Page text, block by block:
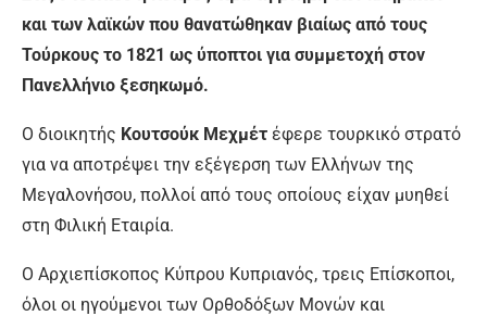
και των λαϊκών που θανατώθηκαν βιαίως από τους
Τούρκους το 1821 ως ύποπτοι για συμμετοχή στον
Πανελλήνιο ξεσηκωμό.
Ο διοικητής Κουτσούκ Μεχμέτ έφερε τουρκικό στρατό
για να αποτρέψει την εξέγερση των Ελλήνων της
Μεγαλονήσου, πολλοί από τους οποίους είχαν μυηθεί
στη Φιλική Εταιρία.
Ο Αρχιεπίσκοπος Κύπρου Κυπριανός, τρεις Επίσκοποι,
όλοι οι ηγούμενοι των Ορθοδόξων Μονών και